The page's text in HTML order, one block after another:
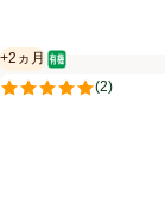
ビビテポラーラ ビオ
+2ヵ月
賞味・消費期限保
オーガニック/有機
(2)
評価は2件のレビュー